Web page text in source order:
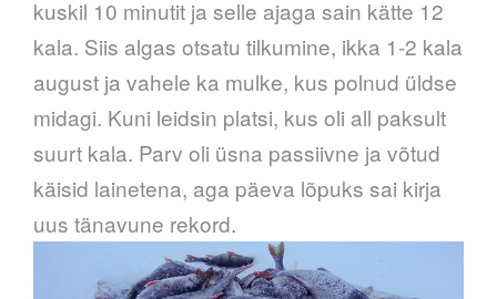
kuskil 10 minutit ja selle ajaga sain kätte 12
kala. Siis algas otsatu tilkumine, ikka 1-2 kala
august ja vahele ka mulke, kus polnud üldse
midagi. Kuni leidsin platsi, kus oli all paksult
suurt kala. Parv oli üsna passiivne ja võtud
käisid lainetena, aga päeva lõpuks sai kirja
uus tänavune rekord.